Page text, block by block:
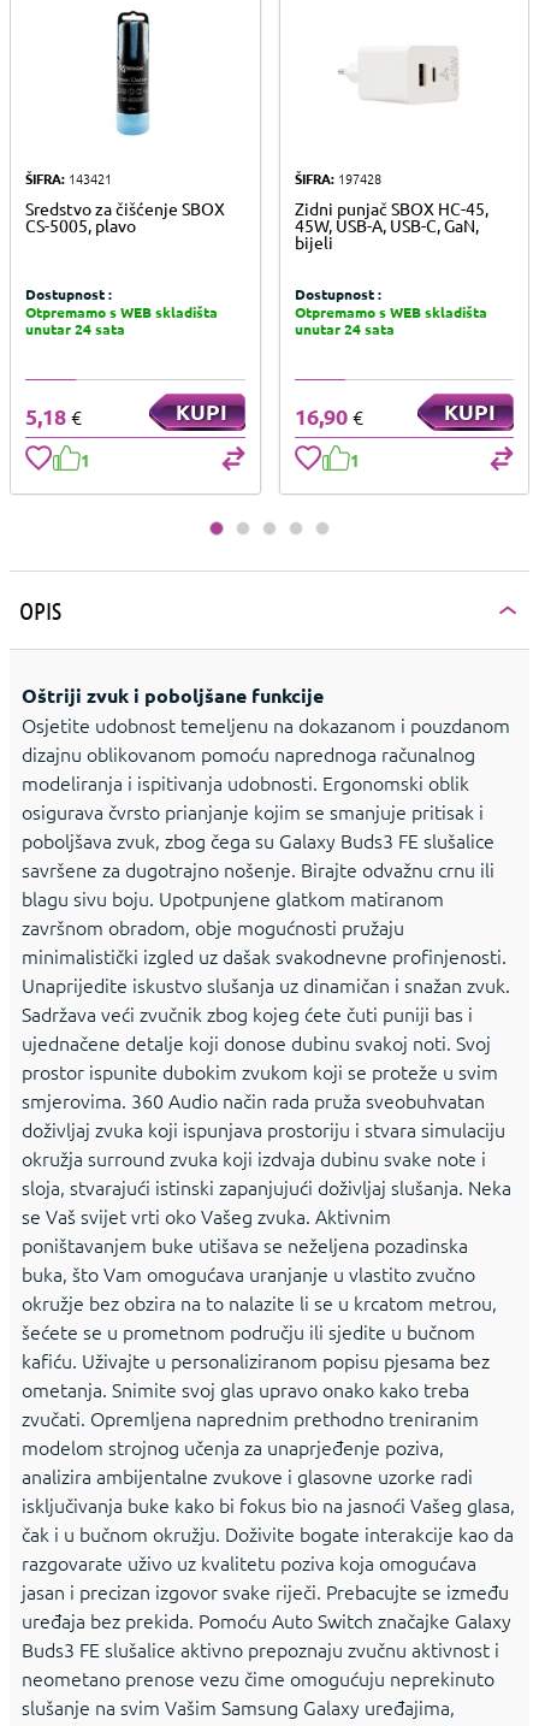
ŠIFRA: 143421
Sredstvo za čišćenje SBOX
CS-5005, plavo
Dostupnost :
Otpremamo s WEB skladišta
unutar 24 sata
5,18€ KUPI
1
ŠIFRA:197428
Zidni punjač SBOX HC-45,
45W, USB-A, USB-C, GaN,
bijeli
Dostupnost :
Otpremamo s WEB skladišta
unutar 24 sata
16,90 € KUPI
1
OPIS
Oštriji zvuk i poboljšane funkcije
Osjetite udobnost temeljenu na dokazanom i pouzdanom
dizajnu oblikovanom pomoću naprednoga računalnog
modeliranja i ispitivanja udobnosti. Ergonomski oblik
osigurava čvrsto prianjanje kojim se smanjuje pritisak i
poboljšava zvuk, zbog čega su Galaxy Buds3 FE slušalice
savršene za dugotrajno nošenje. Birajte odvažnu crnu ili
blagu sivu boju. Upotpunjene glatkom matiranom
završnom obradom, obje mogućnosti pružaju
minimalistički izgled uz dašak svakodnevne profinjenosti.
Unaprijedite iskustvo slušanja uz dinamičan i snažan zvuk.
Sadržava veći zvučnik zbog kojeg ćete čuti puniji bas i
ujednačene detalje koji donose dubinu svakoj noti. Svoj
prostor ispunite dubokim zvukom koji se proteže u svim
smjerovima. 360 Audio način rada pruža sveobuhvatan
doživljaj zvuka koji ispunjava prostoriju i stvara simulaciju
okružja surround zvuka koji izdvaja dubinu svake note i
sloja, stvarajući istinski zapanjujući doživljaj slušanja. Neka
se Vaš svijet vrti oko Vašeg zvuka. Aktivnim
poništavanjem buke utišava se neželjena pozadinska
buka, što Vam omogućava uranjanje u vlastito zvučno
okružje bez obzira na to nalazite li se u krcatom metrou,
šećete se u prometnom području ili sjedite u bučnom
kafiću. Uživajte u personaliziranom popisu pjesama bez
ometanja. Snimite svoj glas upravo onako kako treba
zvučati. Opremljena naprednim prethodno treniranim
modelom strojnog učenja za unaprjeđenje poziva,
analizira ambijentalne zvukove i glasovne uzorke radi
isključivanja buke kako bi fokus bio na jasnoći Vašeg glasa,
čak i u bučnom okružju. Doživite bogate interakcije kao da
razgovarate uživo uz kvalitetu poziva koja omogućava
jasan i precizan izgovor svake riječi. Prebacujte se između
uređaja bez prekida. Pomoću Auto Switch značajke Galaxy
Buds3 FE slušalice aktivno prepoznaju zvučnu aktivnost i
neometano prenose vezu čime omogućuju neprekinuto
slušanje na svim Vašim Samsung Galaxy uređajima,